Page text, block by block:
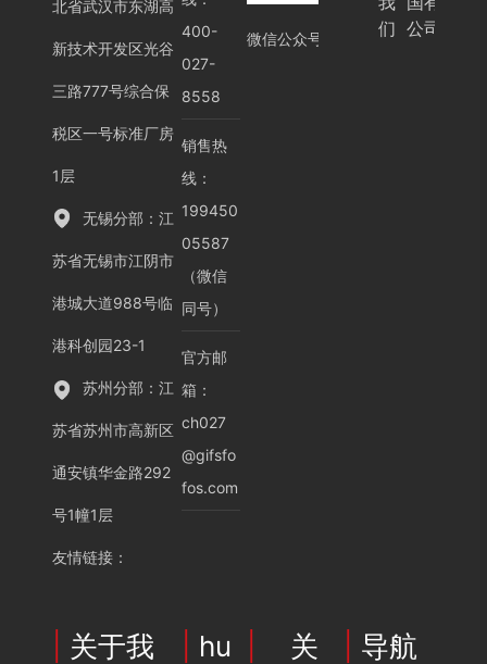
北省武汉市东湖高
新技术开发区光谷
三路777号综合保
税区一号标准厂房
1层
无锡分部：江
苏省无锡市江阴市
港城大道988号临
港科创园23-1
苏州分部：江
苏省苏州市高新区
通安镇华金路292
号1幢1层
友情链接：
400-
027-
8558
销售热
线：
199450
05587
（微信
同号）
官方邮
箱：
ch027
@gifsfo
fos.com
微信公众号
们 公司
关于我
hu
关
导航